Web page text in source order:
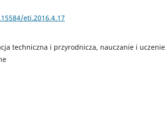
eti.2016.4.17
techniczna i przyrodnicza, nauczanie i uczenie